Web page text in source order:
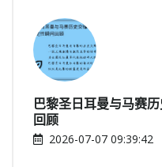
巴黎圣日耳曼与马赛
回顾
2026-07-07 09:39:42